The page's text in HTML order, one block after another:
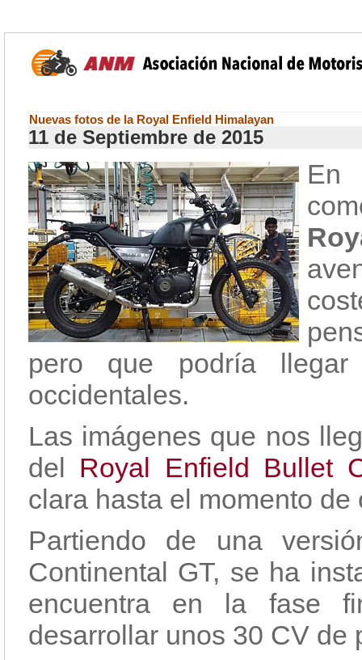
Nuevas fotos de la Royal Enfield Himalayan
11 de Septiembre de 2015
En
pero que podría
occidentales.
Las imágenes que nos
del Royal Enfield Bullet
clara hasta el momento
Partiendo de una
Continental GT, se ha
encuentra en la fase
desarrollar unos 30 CV de